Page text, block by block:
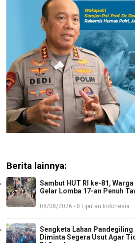
Berita lainnya:
Sambut HUT RI ke-81,
Gelar Lomba 17-an Penuh
08/08/2026 - 0 Liputan Indonesia
Sengketa Lahan
Diminta Segera Usut Agar